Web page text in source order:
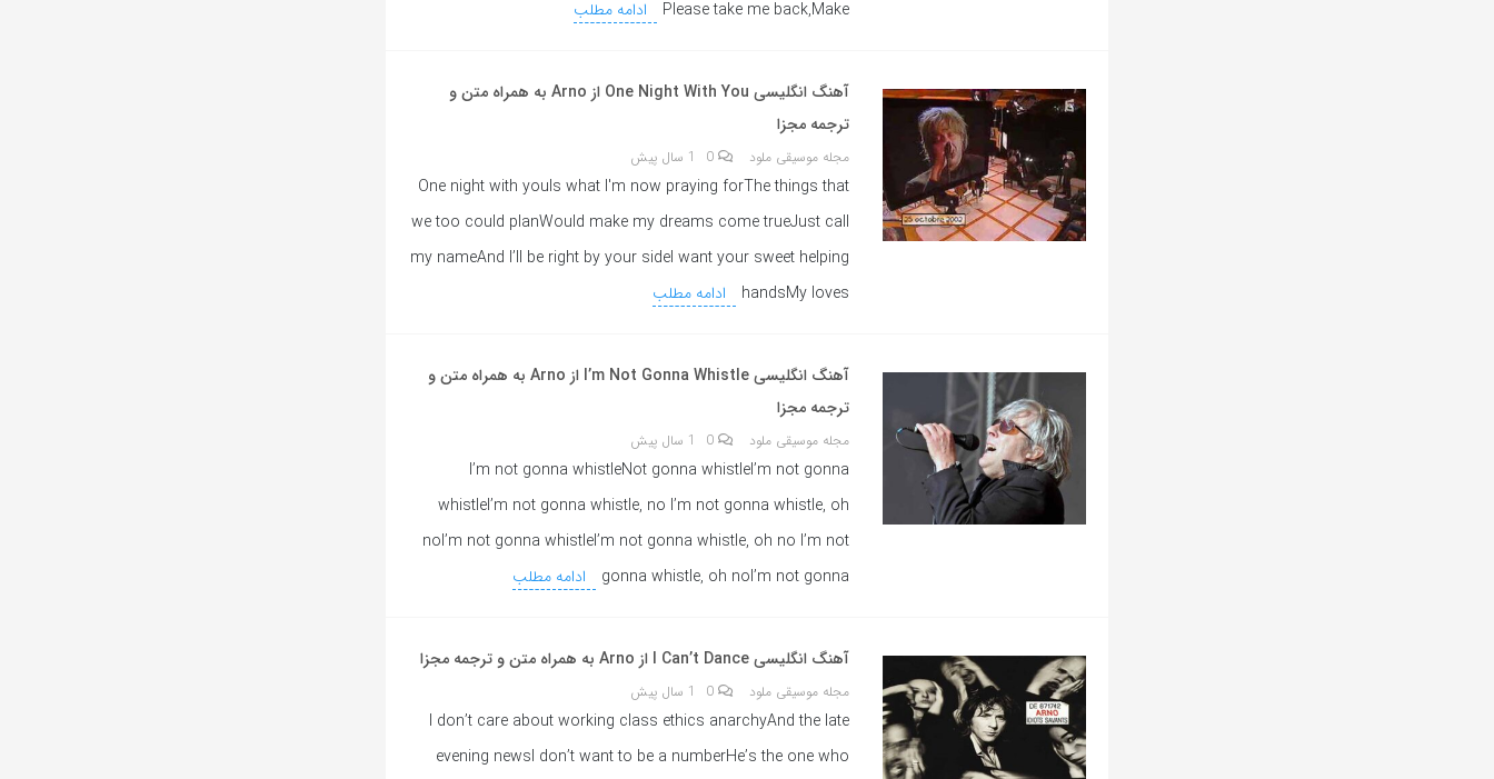
Please take me back,Make
ادامه مطلب
آهنگ انگلیسی One Night With You از Arno به همراه متن و
ترجمه مجزا
مجله موسیقی ملود 0 1 سال پیش
One night with youIs what I′m now praying forThe things that
we too could planWould make my dreams come trueJust call
my nameAnd I’ll be right by your sideI want your sweet helping
handsMy loves
ادامه مطلب
آهنگ انگلیسی I’m Not Gonna Whistle از Arno به همراه متن و
ترجمه مجزا
مجله موسیقی ملود 0 1 سال پیش
I’m not gonna whistleNot gonna whistleI’m not gonna
whistleI’m not gonna whistle, no I’m not gonna whistle, oh
noI’m not gonna whistleI’m not gonna whistle, oh no I’m not
gonna whistle, oh noI’m not gonna
ادامه مطلب
آهنگ انگلیسی I Can’t Dance از Arno به همراه متن و ترجمه مجزا
مجله موسیقی ملود 0 1 سال پیش
I don’t care about working class ethics anarchyAnd the late
evening newsI don’t want to be a numberHe’s the one who